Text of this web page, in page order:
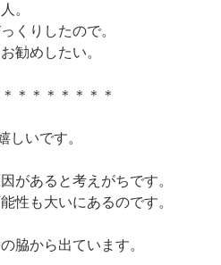
。
くりしたので。
勧めしたい。
＊＊＊＊＊＊＊
しいです。
があると考えがちです。
性も大いにあるのです。
脇から出ています。